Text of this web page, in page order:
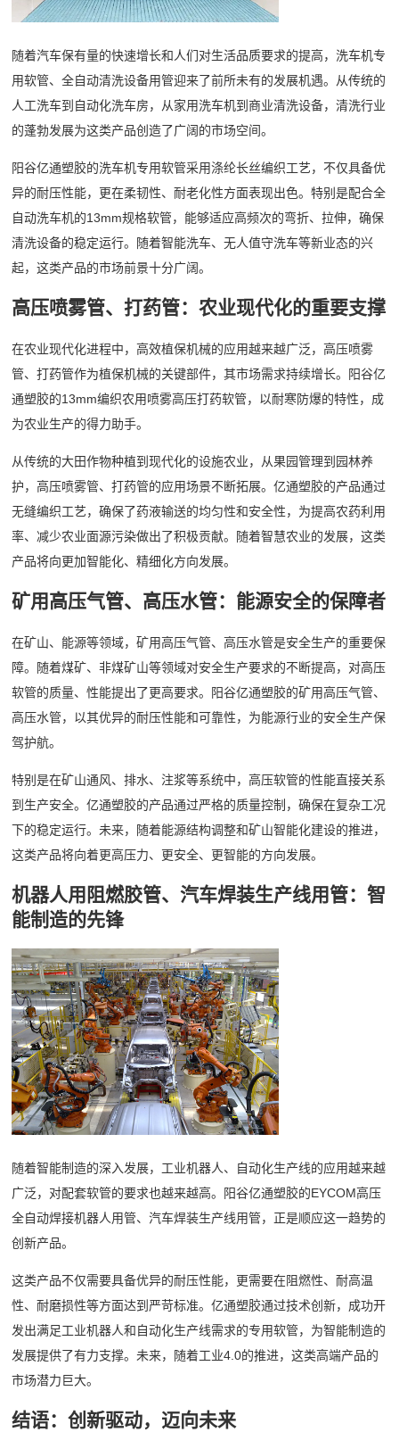
随着汽车保有量的快速增长和人们对生活品质要求的提高，洗车机专
用软管、全自动清洗设备用管迎来了前所未有的发展机遇。从传统的
人工洗车到自动化洗车房，从家用洗车机到商业清洗设备，清洗行业
的蓬勃发展为这类产品创造了广阔的市场空间。
阳谷亿通塑胶的洗车机专用软管采用涤纶长丝编织工艺，不仅具备优
异的耐压性能，更在柔韧性、耐老化性方面表现出色。特别是配合全
自动洗车机的13mm规格软管，能够适应高频次的弯折、拉伸，确保
清洗设备的稳定运行。随着智能洗车、无人值守洗车等新业态的兴
起，这类产品的市场前景十分广阔。
高压喷雾管、打药管：农业现代化的重要支撑
在农业现代化进程中，高效植保机械的应用越来越广泛，高压喷雾
管、打药管作为植保机械的关键部件，其市场需求持续增长。阳谷亿
通塑胶的13mm编织农用喷雾高压打药软管，以耐寒防爆的特性，成
为农业生产的得力助手。
从传统的大田作物种植到现代化的设施农业，从果园管理到园林养
护，高压喷雾管、打药管的应用场景不断拓展。亿通塑胶的产品通过
无缝编织工艺，确保了药液输送的均匀性和安全性，为提高农药利用
率、减少农业面源污染做出了积极贡献。随着智慧农业的发展，这类
产品将向更加智能化、精细化方向发展。
矿用高压气管、高压水管：能源安全的保障者
在矿山、能源等领域，矿用高压气管、高压水管是安全生产的重要保
障。随着煤矿、非煤矿山等领域对安全生产要求的不断提高，对高压
软管的质量、性能提出了更高要求。阳谷亿通塑胶的矿用高压气管、
高压水管，以其优异的耐压性能和可靠性，为能源行业的安全生产保
驾护航。
特别是在矿山通风、排水、注浆等系统中，高压软管的性能直接关系
到生产安全。亿通塑胶的产品通过严格的质量控制，确保在复杂工况
下的稳定运行。未来，随着能源结构调整和矿山智能化建设的推进，
这类产品将向着更高压力、更安全、更智能的方向发展。
机器人用阻燃胶管、汽车焊装生产线用管：智
能制造的先锋
随着智能制造的深入发展，工业机器人、自动化生产线的应用越来越
广泛，对配套软管的要求也越来越高。阳谷亿通塑胶的EYCOM高压
全自动焊接机器人用管、汽车焊装生产线用管，正是顺应这一趋势的
创新产品。
这类产品不仅需要具备优异的耐压性能，更需要在阻燃性、耐高温
性、耐磨损性等方面达到严苛标准。亿通塑胶通过技术创新，成功开
发出满足工业机器人和自动化生产线需求的专用软管，为智能制造的
发展提供了有力支撑。未来，随着工业4.0的推进，这类高端产品的
市场潜力巨大。
结语：创新驱动，迈向未来